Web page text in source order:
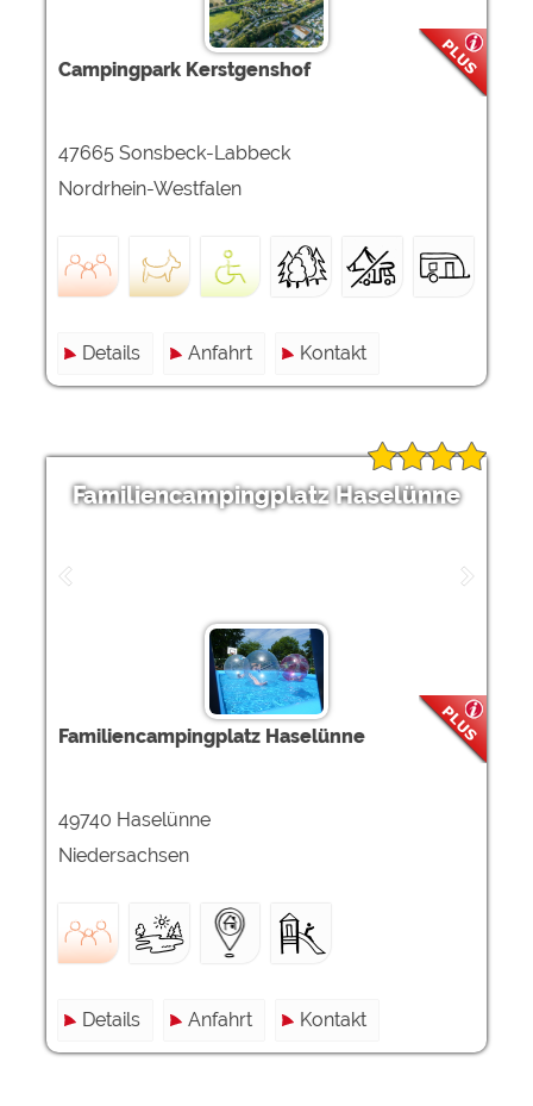
Campingpark Kerstgenshof
47665 Sonsbeck-Labbeck
Nordrhein-Westfalen
Details Anfahrt Kontakt
Familiencampingplatz Haselünne
Familiencampingplatz Haselünne
49740 Haselünne
Niedersachsen
Details Anfahrt Kontakt